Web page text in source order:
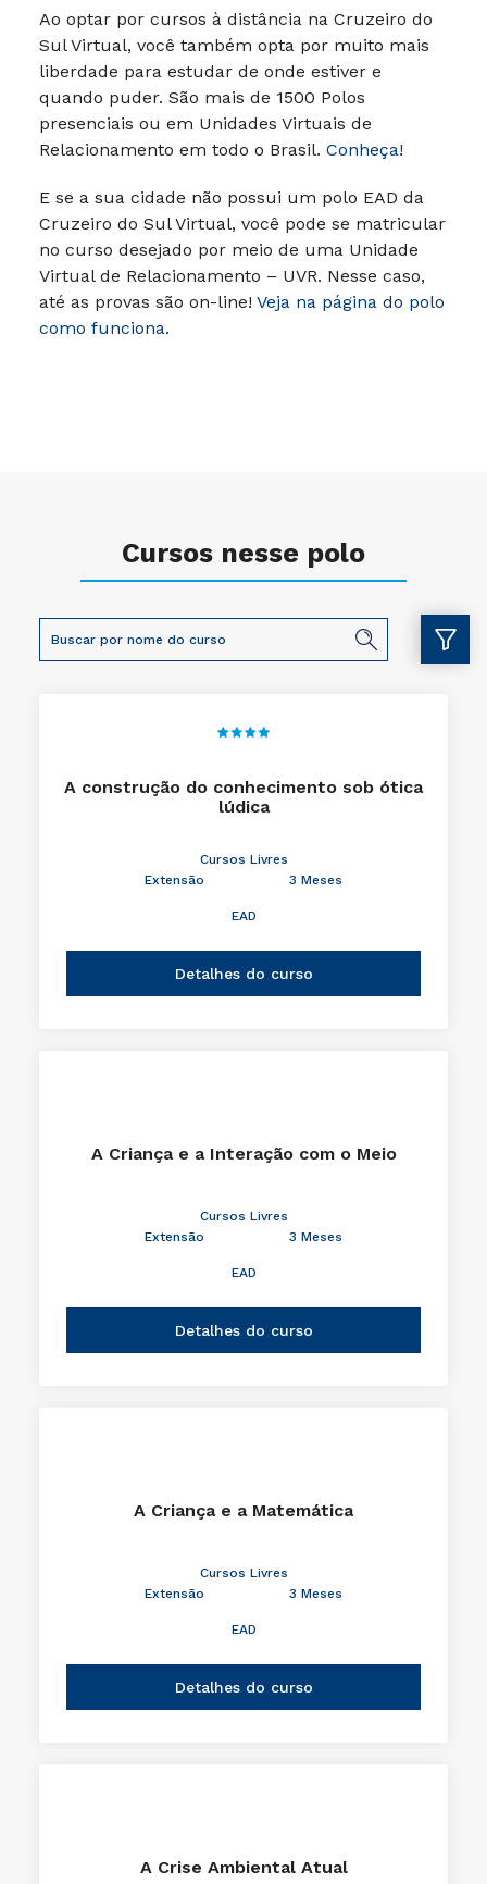
Ao optar por cursos à distância na Cruzeiro do
Sul Virtual, você também opta por muito mais
liberdade para estudar de onde estiver e
quando puder. São mais de 1500 Polos
presenciais ou em Unidades Virtuais de
Relacionamento em todo o Brasil. Conheça!
E se a sua cidade não possui um polo EAD da
Cruzeiro do Sul Virtual, você pode se matricular
no curso desejado por meio de uma Unidade
Virtual de Relacionamento – UVR. Nesse caso,
até as provas são on-line! Veja na página do polo
como funciona.
Cursos nesse polo
A construção do conhecimento sob ótica
lúdica
Cursos Livres
Extensão
3 Meses
EAD
Detalhes do curso
A Criança e a Interação com o Meio
Cursos Livres
Extensão
3 Meses
EAD
Detalhes do curso
A Criança e a Matemática
Cursos Livres
Extensão
3 Meses
EAD
Detalhes do curso
A Crise Ambiental Atual